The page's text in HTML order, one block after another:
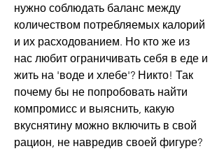
нужно соблюдать баланс между
количеством потребляемых калорий
и их расходованием. Но кто же из
нас любит ограничивать себя в еде и
жить на 'воде и хлебе'? Никто! Так
почему бы не попробовать найти
компромисс и выяснить, какую
вкуснятину можно включить в свой
рацион, не навредив своей фигуре?